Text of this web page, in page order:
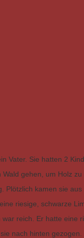
Vater. Sie hatten 2
gehen, um Holz
Plötzlich kamen sie
riesige, schwarze
reich. Er hatte eine
nach hinten